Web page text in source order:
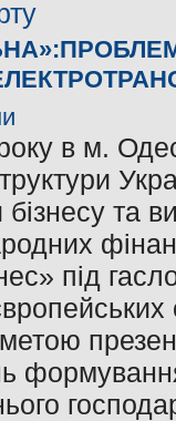
в м.
та
під